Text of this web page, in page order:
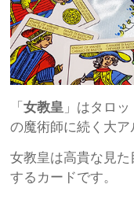
「女教皇 」はタロ
の魔術師に続く大ア
女教皇は高貴な見
するカードです。